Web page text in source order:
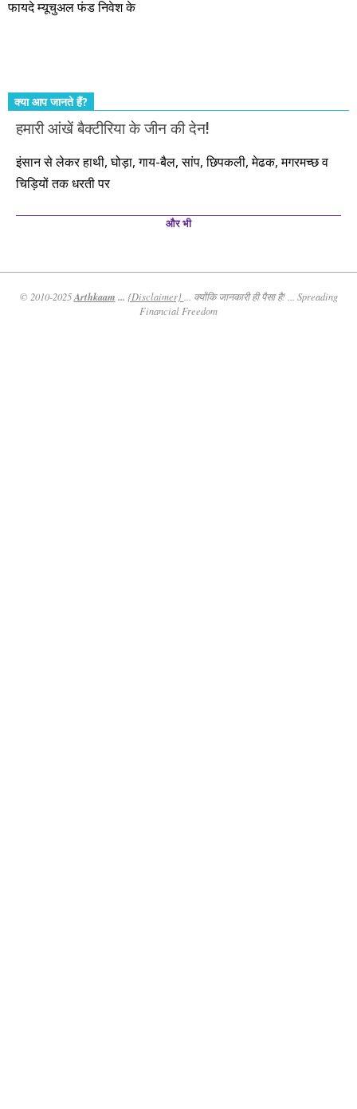
कर्महीन नर पावत नाहीं। आपके हिस्से का कुछ कर्म हम कर दे रहे हैं। बाकी
फायदे म्यूचुअल फंड निवेश के
क्या आप जानते हैं?
हमारी आंखें बैक्टीरिया के जीन की देन!
इंसान से लेकर हाथी, घोड़ा, गाय-बैल, सांप, छिपकली, मेढक, मगरमच्छ व
चिड़ियों तक धरती पर
और भी
© 2010-2025Arthkaam ... {Disclaimer}
... क्योंकि जानकारी ही पैसा है! ... Spreading
Financial Freedom